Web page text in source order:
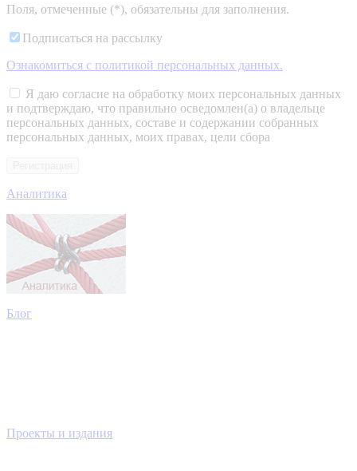
Поля, отмеченные (*), обязательны для заполнения.
Подписаться на рассылку
Ознакомиться c политикой персональных данных.
Я даю согласие на обработку моих персональных данных
и подтверждаю, что правильно осведомлен(а) о владельце
персональных данных, составе и содержании собранных
персональных данных, моих правах, цели сбора
Аналитика
Блог
Проекты и издания